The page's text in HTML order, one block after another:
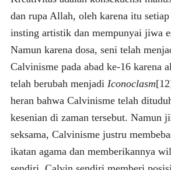
dan rupa Allah, oleh karena itu
insting artistik dan mempunyai jiwa
Namun karena dosa, seni telah
Calvinisme pada abad ke-16 karena
telah berubah menjadi Iconoclasm
heran bahwa Calvinisme telah
kesenian di zaman tersebut. Namun
seksama, Calvinisme justru
ikatan agama dan memberikannya